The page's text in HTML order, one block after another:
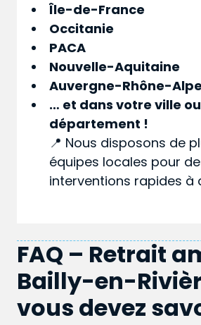
Île-de-France
Occitanie
PACA
Nouvelle-Aquitaine
Auvergne-Rhône-
… et dans votreville ou
département !
📍 Nous disposons de
équipes locales pour
interventions rapides à
FAQ – Retrait
Bailly-en-
vous devez